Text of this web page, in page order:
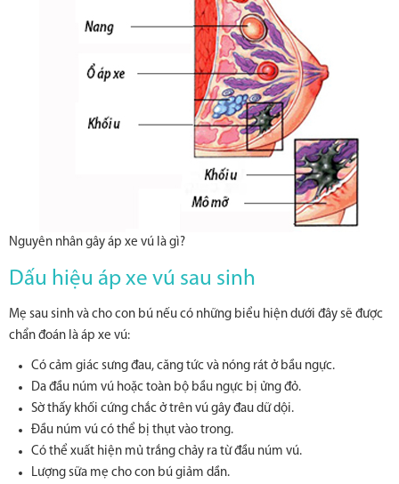
Nguyên nhân gây áp xe vú là gì?
Dấu hiệu áp xe vú sau sinh
Mẹ sau sinh và cho con bú nếu có những biểu hiện dưới đây sẽ được
chẩn đoán là áp xe vú:
Có cảm giác sưng đau, căng tức và nóng rát ở bầu ngực.
Da đầu núm vú hoặc toàn bộ bầu ngực bị ửng đỏ.
Sờ thấy khối cứng chắc ở trên vú gây đau dữ dội.
Đầu núm vú có thể bị thụt vào trong.
Có thể xuất hiện mủ trắng chảy ra từ đầu núm vú.
Lượng sữa mẹ cho con bú giảm dần.